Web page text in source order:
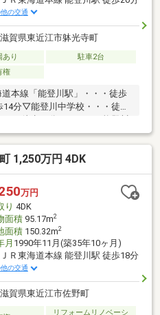
の交通
滋賀県東近江市躰光寺町
あり
駐車2台
権
本線「能登川駅」・・・徒歩
分▽能登川中学校・・・徒歩
能登川店・・・徒歩17分■匠
も専門のスタッフが親身にな
連絡・ご相談心よりお待ちし
1,250万円 4DK
万円
り 4DK
面積95.17m2
面積150.32m2
月 1990年11月(築35年10ヶ月)
ＪＲ東海道本線 能登川駅 徒歩18分
の交通
滋賀県東近江市佐野町
リフォームリノベーシ